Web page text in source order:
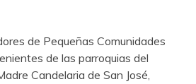
de Pequeñas Comunidades
de las parroquias del
Candelaria de San José,